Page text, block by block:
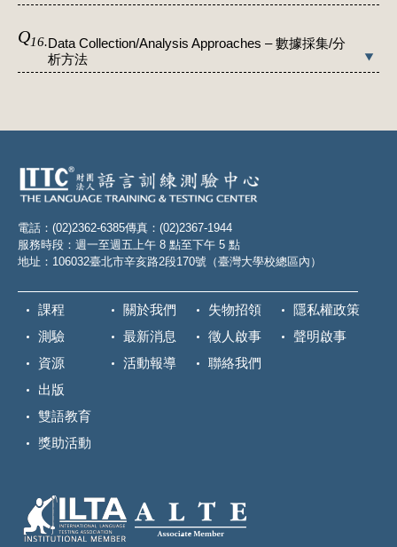
Q16.Data Collection/Analysis Approaches – 數據採集/分
析方法
電話：(02)2362-6385傳真：(02)2367-1944
服務時段：週一至週五上午 8 點至下午 5 點
地址：106032臺北市辛亥路2段170號（臺灣大學校總區內）
課程
測驗
資源
出版
雙語教育
獎助活動
關於我們
最新消息
活動報導
失物招領
徵人啟事
聯絡我們
隱私權政策
聲明啟事